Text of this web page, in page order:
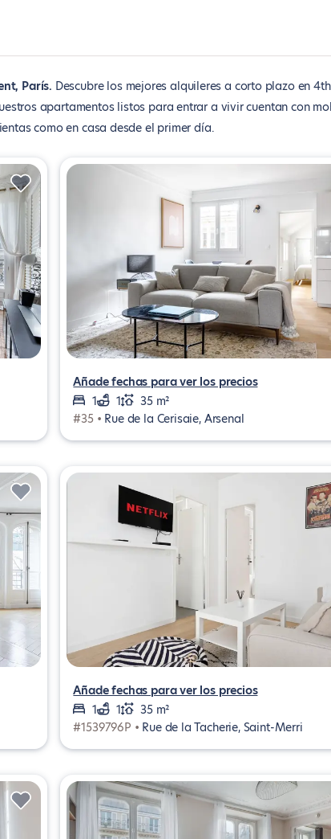
París Descubre los mejores alquileres a corto plazo en 4th
apartamentos listos para entrar a vivir cuentan con
como en casa desde el primer día.
Añade fechas para ver los precios
1
1
35 m²
#35 • Rue de la Cerisaie, Arsenal
Añade fechas para ver los precios
1
1
35 m²
#1539796P • Rue de la Tacherie, Saint-Merri